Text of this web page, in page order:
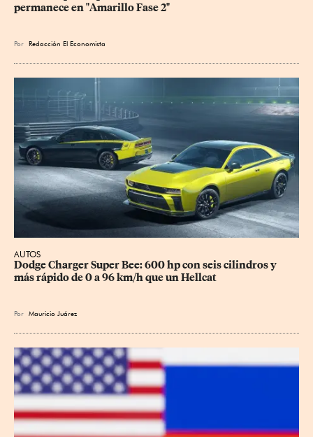
permanece en "Amarillo Fase 2"
Por Redacción El Economista
AUTOS
Dodge Charger Super Bee: 600 hp con seis cilindros y
más rápido de 0 a 96 km/h que un Hellcat
Por Mauricio Juárez